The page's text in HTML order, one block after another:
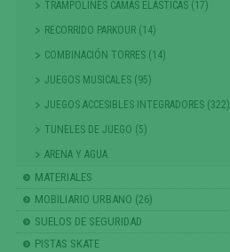
TRAMPOLINES CAMAS ELASTICAS (17)
RECORRIDO PARKOUR (14)
COMBINACIÓN TORRES (14)
JUEGOS MUSICALES (95)
JUEGOS ACCESIBLES INTEGRADORES (322)
TUNELES DE JUEGO (5)
ARENA Y AGUA
MATERIALES
MOBILIARIO URBANO (26)
SUELOS DE SEGURIDAD
PISTAS SKATE